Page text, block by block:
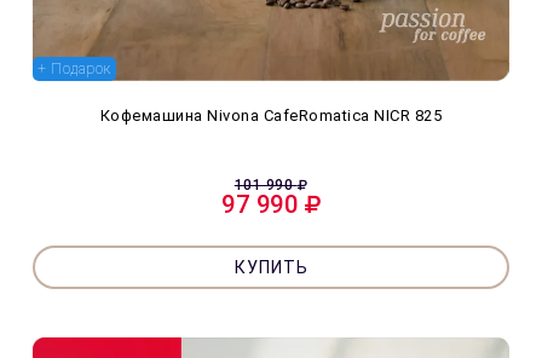
+ Подарок
Кофемашина Nivona CafeRomatica NICR 825
101 990
97 990
КУПИТЬ